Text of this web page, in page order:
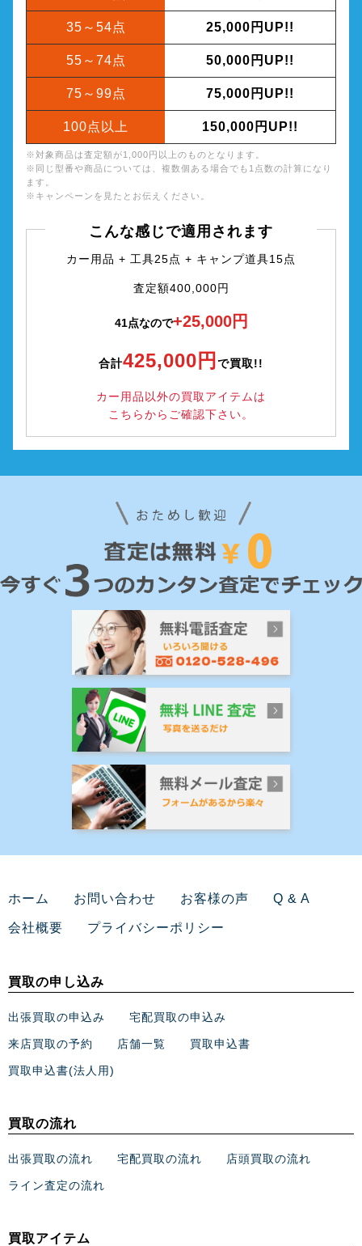
35～54点 25,000円UP!!
55～74点 50,000円UP!!
75～99点 75,000円UP!!
100点以上 150,000円UP!!
※対象商品は査定額が1,000円以上のものとなります。
※同じ型番や商品については、複数個ある場合でも1点数の計算になり
ます。
※キャンペーンを見たとお伝えください。
こんな感じで適用されます
カー用品 + 工具25点 + キャンプ道具15点
査定額400,000円
41点なので+25,000円
合計425,000円 で買取!!
カー用品以外の買取アイテムは
こちらからご確認下さい。
ホーム お問い合わせ お客様の声 Q & A
会社概要 プライバシーポリシー
買取の申し込み
出張買取の申込み 宅配買取の申込み
来店買取の予約 店舗一覧 買取申込書
買取申込書(法人用)
買取の流れ
出張買取の流れ 宅配買取の流れ 店頭買取の流れ
ライン査定の流れ
買取アイテム